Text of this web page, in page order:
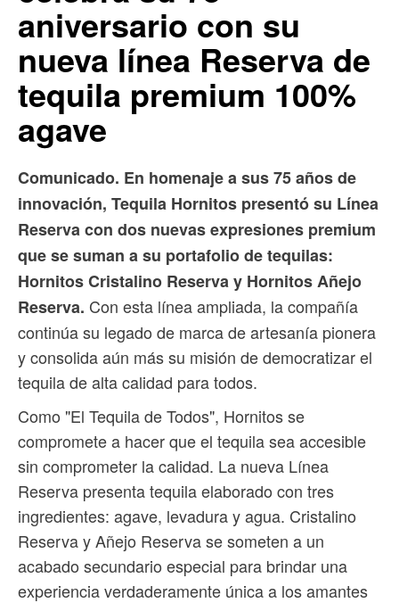
aniversario con su
nueva línea Reserva de
tequila premium 100%
agave
Comunicado. En homenaje a sus 75 años de
innovación, Tequila Hornitos presentó su Línea
Reserva con dos nuevas expresiones premium
que se suman a su portafolio de tequilas:
Hornitos Cristalino Reserva y Hornitos Añejo
Reserva. Con esta línea ampliada, la compañía
continúa su legado de marca de artesanía pionera
y consolida aún más su misión de democratizar el
tequila de alta calidad para todos.
Como "El Tequila de Todos", Hornitos se
compromete a hacer que el tequila sea accesible
sin comprometer la calidad. La nueva Línea
Reserva presenta tequila elaborado con tres
ingredientes: agave, levadura y agua. Cristalino
Reserva y Añejo Reserva se someten a un
acabado secundario especial para brindar una
experiencia verdaderamente única a los amantes